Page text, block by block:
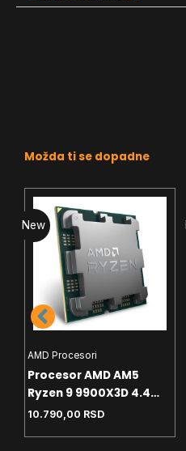
Možda ti se dopadne
New
AMD Procesori
Procesor AMD AM5
Ryzen 9 9900X3D 4.4
GHz Tray
10.790,00 RSD